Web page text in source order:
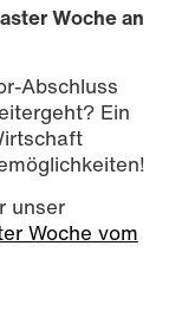
Woche an
Abschluss
Ein
unser
Woche vom